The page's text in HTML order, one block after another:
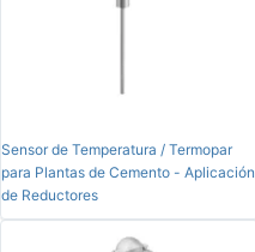
Sensor de Temperatura / Termopar
para Plantas de Cemento - Aplicación
de Reductores